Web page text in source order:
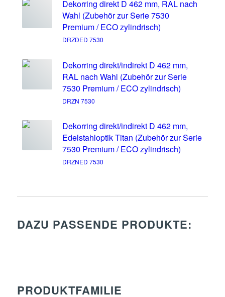
Dekorring direkt D 462 mm, RAL nach
Wahl (Zubehör zur Serie 7530
Premium / ECO zylindrisch)
DRZDED 7530
Dekorring direkt/indirekt D 462 mm,
RAL nach Wahl (Zubehör zur Serie
7530 Premium / ECO zylindrisch)
DRZN 7530
Dekorring direkt/indirekt D 462 mm,
Edelstahloptik Titan (Zubehör zur Serie
7530 Premium / ECO zylindrisch)
DRZNED 7530
DAZU PASSENDE PRODUKTE:
PRODUKTFAMILIE